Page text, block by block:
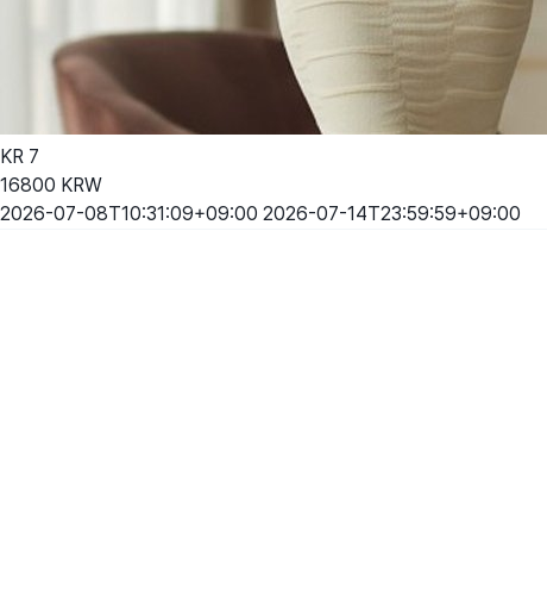
KR 7
16800 KRW
2026-07-08T10:31:09+09:00 2026-07-14T23:59:59+09:00